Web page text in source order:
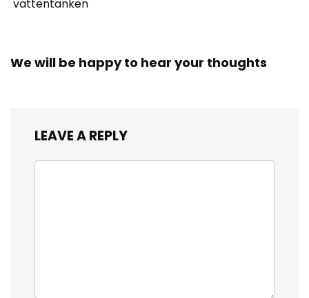
vattentanken
We will be happy to hear your thoughts
LEAVE A REPLY